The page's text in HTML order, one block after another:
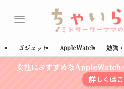
ガジェット AppleWatch 勉強
女性におすすめなAppleWatch
詳しくは